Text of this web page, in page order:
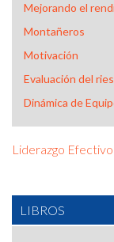
Mejorando el
Montañeros
Motivación
Evaluación del
Dinámica de
Liderazgo Efectivo
LIBROS